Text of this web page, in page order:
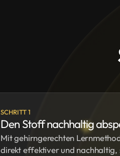
SCHRITT 1
Den Stoff nachhaltig
Mit gehirngerechten
direkt effektiver und